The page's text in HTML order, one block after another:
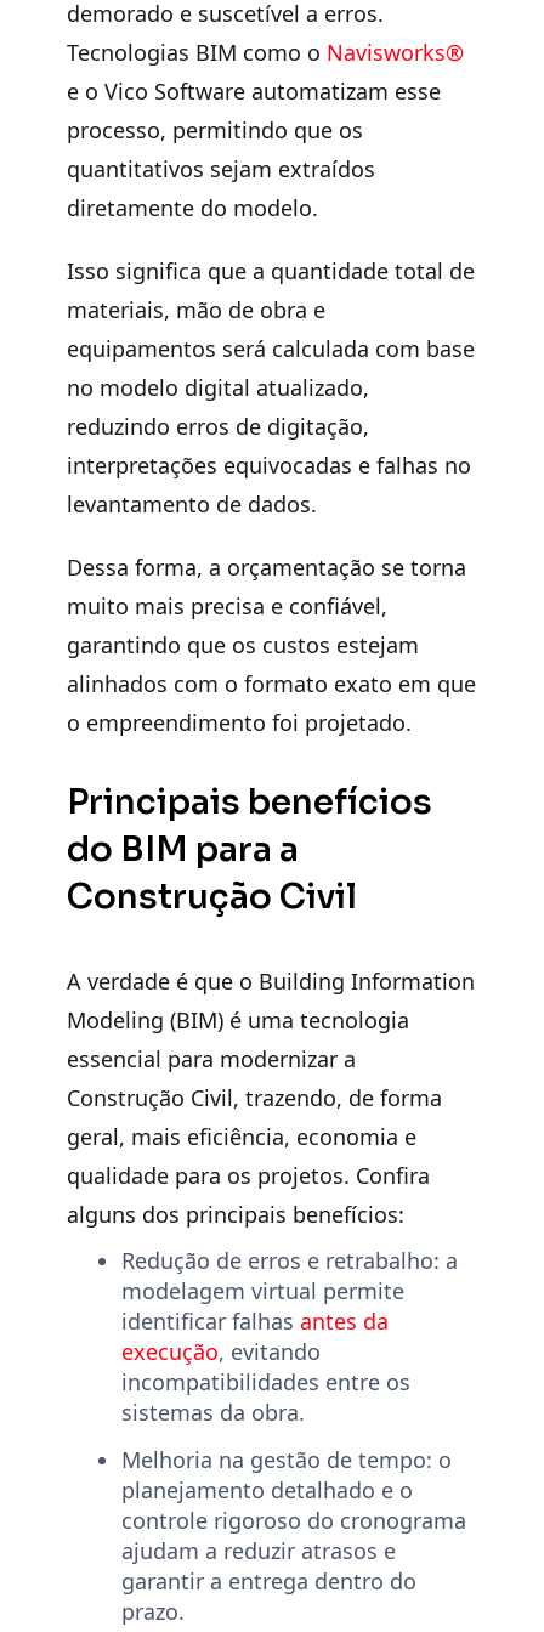
demorado e suscetível a erros.
Tecnologias BIM como o Navisworks®
e o Vico Software automatizam esse
processo, permitindo que os
quantitativos sejam extraídos
diretamente do modelo.
Isso significa que a quantidade total de
materiais, mão de obra e
equipamentos será calculada com base
no modelo digital atualizado,
reduzindo erros de digitação,
interpretações equivocadas e falhas no
levantamento de dados.
Dessa forma, a orçamentação se torna
muito mais precisa e confiável,
garantindo que os custos estejam
alinhados com o formato exato em que
o empreendimento foi projetado.
Principais benefícios
do BIM para a
Construção Civil
A verdade é que o Building Information
Modeling (BIM) é uma tecnologia
essencial para modernizar a
Construção Civil, trazendo, de forma
geral, mais eficiência, economia e
qualidade para os projetos. Confira
alguns dos principais benefícios:
Redução de erros e retrabalho: a
modelagem virtual permite
identificar falhas antes da
execução, evitando
incompatibilidades entre os
sistemas da obra.
Melhoria na gestão de tempo: o
planejamento detalhado e o
controle rigoroso do cronograma
ajudam a reduzir atrasos e
garantir a entrega dentro do
prazo.